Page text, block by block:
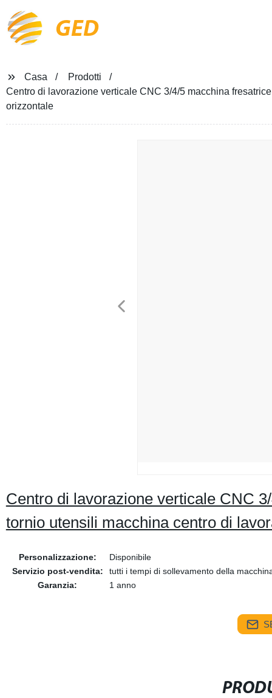
GED
Casa
Prodotti
Centro di lavorazione verticale CNC 3/4/5 macchina
orizzontale
Centro di lavorazione verticale CNC
tornio utensili macchina centro di
Personalizzazione:
Disponibile
Servizio post-vendita:
tutti i tempi di sollevamento della
Garanzia:
1 anno